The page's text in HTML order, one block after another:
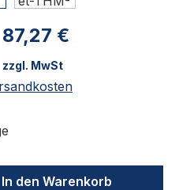
87,27 €
zzgl. MwSt
den
In den Warenkorb